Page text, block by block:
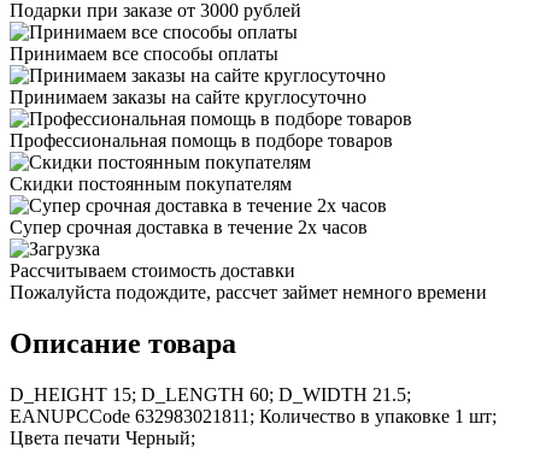
Подарки при заказе от 3000 рублей
Принимаем все способы оплаты
Принимаем заказы на сайте круглосуточно
Профессиональная помощь в подборе товаров
Скидки постоянным покупателям
Супер срочная доставка в течение 2х часов
Рассчитываем стоимость доставки
Пожалуйста подождите, рассчет займет немного времени
Описание товара
D_HEIGHT 15; D_LENGTH 60; D_WIDTH 21.5;
EANUPCCode 632983021811; Количество в упаковке 1 шт;
Цвета печати Черный;